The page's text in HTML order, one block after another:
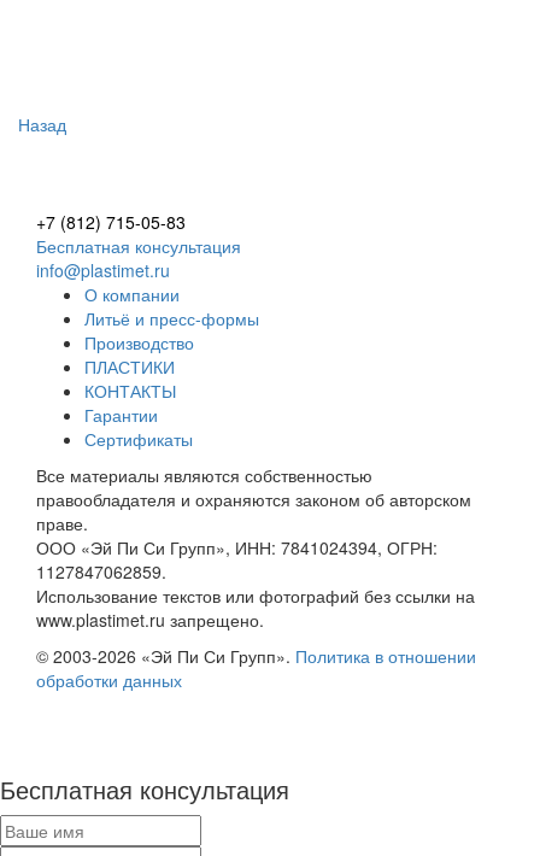
Назад
+7 (812) 715-05-83
Бесплатная консультация
info@plastimet.ru
О компании
Литьё и пресс-формы
Производство
ПЛАСТИКИ
КОНТАКТЫ
Гарантии
Сертификаты
Все материалы являются собственностью
правообладателя и охраняются законом об авторском
праве.
ООО «Эй Пи Си Групп», ИНН: 7841024394, ОГРН:
1127847062859.
Использование текстов или фотографий без ссылки на
www.plastimet.ru запрещено.
© 2003-2026 «Эй Пи Си Групп». Политика в отношении
обработки данных
Бесплатная консультация